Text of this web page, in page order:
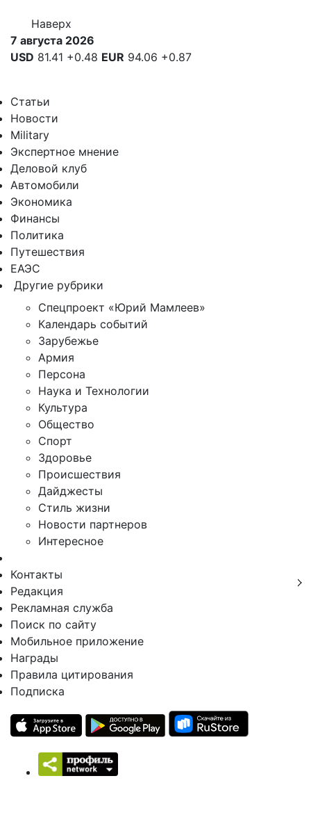
Наверх
7 августа 2026
USD 81.41 +0.48 EUR 94.06 +0.87
Статьи
Новости
Military
Экспертное мнение
Деловой клуб
Автомобили
Экономика
Финансы
Политика
Путешествия
ЕАЭС
Другие рубрики
Спецпроект «Юрий Мамлеев»
Календарь событий
Зарубежье
Армия
Персона
Наука и Технологии
Культура
Общество
Спорт
Здоровье
Происшествия
Дайджесты
Стиль жизни
Новости партнеров
Интересное
Контакты
Редакция
Рекламная служба
Поиск по сайту
Мобильное приложение
Награды
Правила цитирования
Подписка